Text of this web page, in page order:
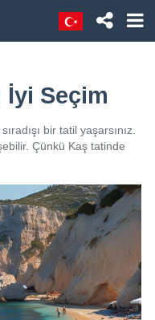
İyi Seçim
bir tatil yaşarsınız.
Çünkü Kaş tatinde